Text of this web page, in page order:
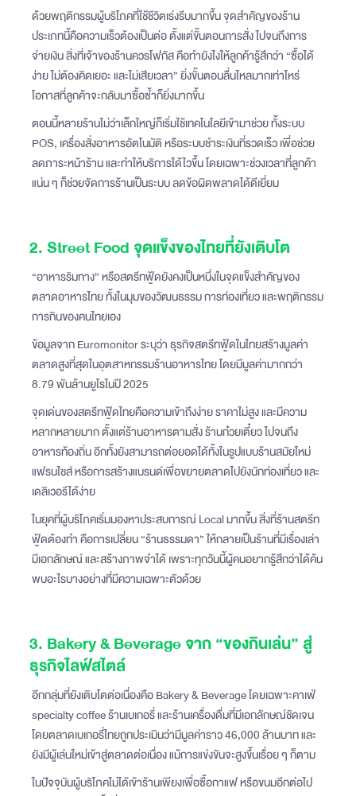
ด้วยพฤติกรรมผู้บริโภคที่ใช้ชีวิตเร่งรีบมากขึ้น จุดสำคัญของร้าน
ประเภทนี้คือความเร็วต้องเป็นต่อ ตั้งแต่ขั้นตอนการสั่ง ไปจนถึงการ
จ่ายเงิน สิ่งที่เจ้าของร้านควรโฟกัส คือทำยังไงให้ลูกค้ารู้สึกว่า “ซื้อได้
ง่าย ไม่ต้องคิดเยอะ และไม่เสียเวลา” ยิ่งขั้นตอนลื่นไหลมากเท่าไหร่
โอกาสที่ลูกค้าจะกลับมาซื้อซ้ำก็ยิ่งมากขึ้น
ตอนนี้หลายร้านไม่ว่าเล็กใหญ่ก็เริ่มใช้เทคโนโลยีเข้ามาช่วย ทั้งระบบ
POS, เครื่องสั่งอาหารอัตโนมัติ หรือระบบชำระเงินที่รวดเร็ว เพื่อช่วย
ลดภาระหน้าร้าน และทำให้บริการได้ไวขึ้น โดยเฉพาะช่วงเวลาที่ลูกค้า
แน่น ๆ ก็ช่วยจัดการร้านเป็นระบบ ลดข้อผิดพลาดได้ดีเยี่ยม
2. Street Food จุดแข็งของไทยที่ยังเติบโต
“อาหารริมทาง” หรือสตรีทฟู้ดยังคงเป็นหนึ่งในจุดแข็งสำคัญของ
ตลาดอาหารไทย ทั้งในมุมของวัฒนธรรม การท่องเที่ยว และพฤติกรรม
การกินของคนไทยเอง
ข้อมูลจาก Euromonitor ระบุว่า ธุรกิจสตรีทฟู้ดในไทยสร้างมูลค่า
ตลาดสูงที่สุดในอุตสาหกรรมร้านอาหารไทย โดยมีมูลค่ามากกว่า
8.79 พันล้านยูโรในปี 2025
จุดเด่นของสตรีทฟู้ดไทยคือความเข้าถึงง่าย ราคาไม่สูง และมีความ
หลากหลายมาก ตั้งแต่ร้านอาหารตามสั่ง ร้านก๋วยเตี๋ยว ไปจนถึง
อาหารท้องถิ่น อีกทั้งยังสามารถต่อยอดได้ทั้งในรูปแบบร้านสมัยใหม่
แฟรนไชส์ หรือการสร้างแบรนด์เพื่อขยายตลาดไปยังนักท่องเที่ยว และ
เดลิเวอรีได้ง่าย
ในยุคที่ผู้บริโภคเริ่มมองหาประสบการณ์ Local มากขึ้น สิ่งที่ร้านสตรีท
ฟู้ดต้องทำ คือการเปลี่ยน “ร้านธรรมดา” ให้กลายเป็นร้านที่มีเรื่องเล่า
มีเอกลักษณ์ และสร้างภาพจำได้ เพราะทุกวันนี้ผู้คนอยากรู้สึกว่าได้ค้น
พบอะไรบางอย่างที่มีความเฉพาะตัวด้วย
3. Bakery & Beverage จาก “ของกินเล่น” สู่
ธุรกิจไลฟ์สไตล์
อีกกลุ่มที่ยังเติบโตต่อเนื่องคือ Bakery & Beverage โดยเฉพาะคาเฟ่
specialty coffee ร้านเบเกอรี่ และร้านเครื่องดื่มที่มีเอกลักษณ์ชัดเจน
โดยตลาดเบเกอรี่ไทยถูกประเมินว่ามีมูลค่าราว 46,000 ล้านบาท และ
ยังมีผู้เล่นใหม่เข้าสู่ตลาดต่อเนื่อง แม้การแข่งขันจะสูงขึ้นเรื่อย ๆ ก็ตาม
ในปัจจุบันผู้บริโภคไม่ได้เข้าร้านเพียงเพื่อซื้อกาแฟ หรือขนมอีกต่อไป